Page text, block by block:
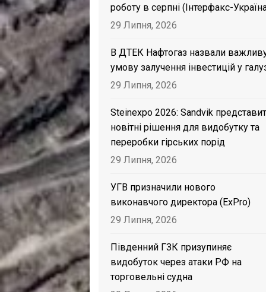
роботу в серпні (Інтерфакс-
29 Липня, 2026
В ДТЕК Нафтогаз назвали
умову залучення інвестицій у
29 Липня, 2026
Steinexpo 2026: Sandvik
новітні рішення для видобутку та
переробки гірських порід
29 Липня, 2026
УГВ призначили нового
виконавчого директора (ExPro)
29 Липня, 2026
Південний ГЗК призупиняє
видобуток через атаки РФ на
торговельні судна